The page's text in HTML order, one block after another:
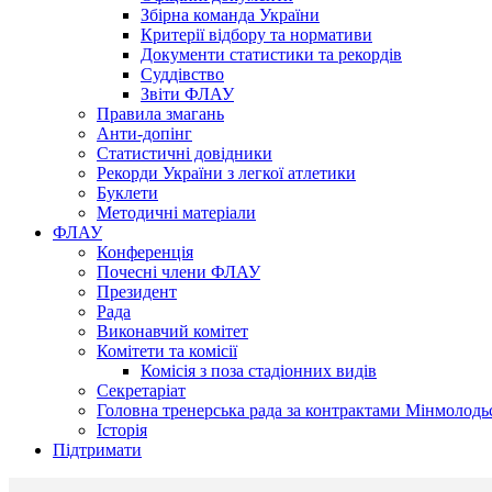
Збірна команда України
Критерії відбору та нормативи
Документи статистики та рекордів
Суддівство
Звіти ФЛАУ
Правила змагань
Анти-допінг
Статистичні довідники
Рекорди України з легкої атлетики
Буклети
Методичні матеріали
ФЛАУ
Конференція
Почесні члени ФЛАУ
Президент
Рада
Виконавчий комітет
Комітети та комісії
Комісія з поза стадіонних видів
Секретаріат
Головна тренерська рада за контрактами
Історія
Підтримати